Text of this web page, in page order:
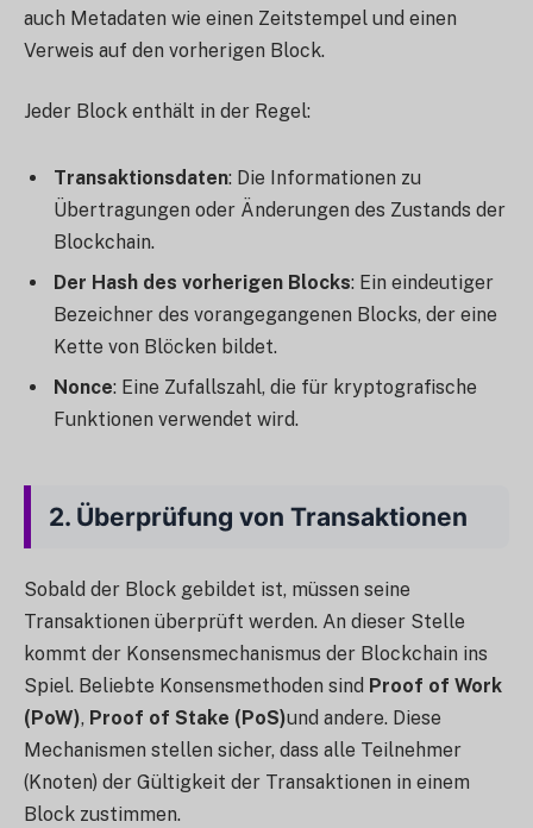
auch Metadaten wie einen Zeitstempel und einen
Verweis auf den vorherigen Block.
Jeder Block enthält in der Regel:
Transaktionsdaten: Die Informationen zu
Übertragungen oder Änderungen des Zustands der
Blockchain.
Der Hash des vorherigen Blocks: Ein eindeutiger
Bezeichner des vorangegangenen Blocks, der eine
Kette von Blöcken bildet.
Nonce: Eine Zufallszahl, die für kryptografische
Funktionen verwendet wird.
2. Überprüfung von Transaktionen
Sobald der Block gebildet ist, müssen seine
Transaktionen überprüft werden. An dieser Stelle
kommt der Konsensmechanismus der Blockchain ins
Spiel. Beliebte Konsensmethoden sind Proof of Work
(PoW), Proof of Stake (PoS)und andere. Diese
Mechanismen stellen sicher, dass alle Teilnehmer
(Knoten) der Gültigkeit der Transaktionen in einem
Block zustimmen.